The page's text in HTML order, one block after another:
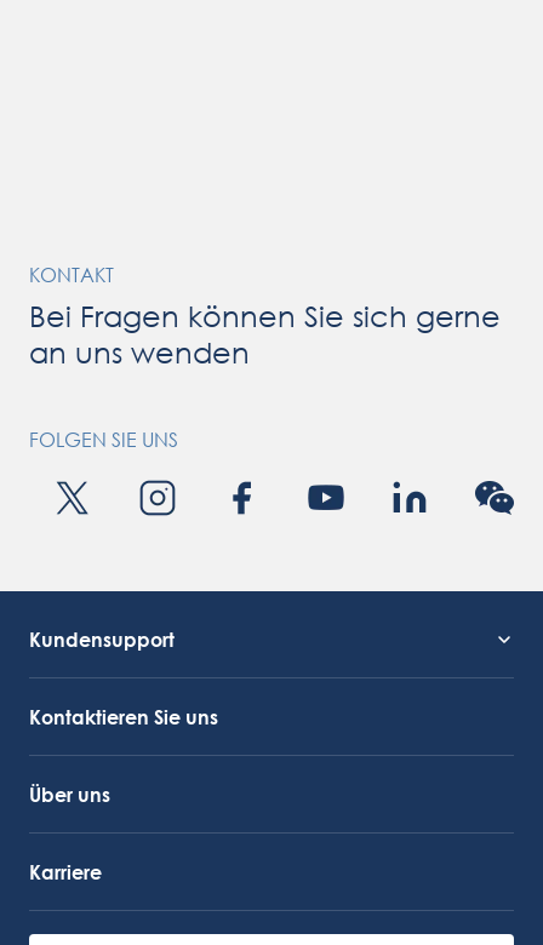
KONTAKT
Bei Fragen können Sie sich gerne
an uns wenden
FOLGEN SIE UNS
Kundensupport
Kontaktieren Sie uns
Über uns
Karriere